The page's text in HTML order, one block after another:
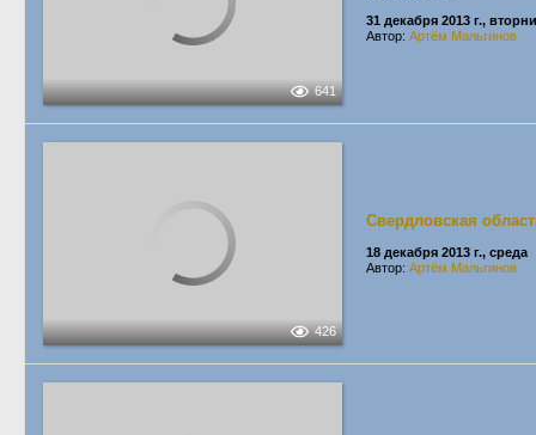
641
31 декабря 2013 г.,
Автор: Артём Мальгинов
426
Свердловская
18 декабря 2013 г., среда
Автор: Артём Мальгинов